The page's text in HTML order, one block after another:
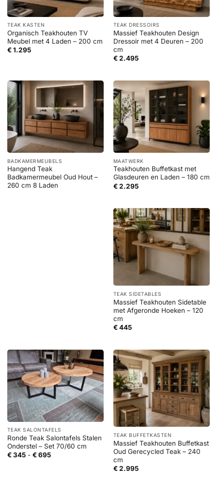
TEAK KASTEN
Organisch Teakhouten TV
Meubel met 4 Laden – 200 cm
€1.295
TEAK DRESSOIRS
Massief Teakhouten Design
Dressoir met 4 Deuren – 200
cm
€2.495
BADKAMERMEUBELS
Hangend Teak
Badkamermeubel Oud Hout –
260 cm 8 Laden
MAATWERK
Teakhouten Buffetkast met
Glasdeuren en Laden – 180 cm
€2.295
TEAK SIDETABLES
Massief Teakhouten Sidetable
met Afgeronde Hoeken – 120
cm
€445
TEAK SALONTAFELS
Ronde Teak Salontafels Stalen
Onderstel – Set 70/60 cm
€345 - €695Prijsklasse:
TEAK BUFFETKASTEN
Massief Teakhouten Buffetkast
Oud Gerecycled Teak – 240
cm
€2.995